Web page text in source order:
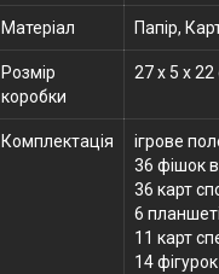
Матеріал Папір,
Розмір
коробки
27 x 5 x 22
Комплектація
ігрове
36 фішок
36 карт
6
11 карт
14